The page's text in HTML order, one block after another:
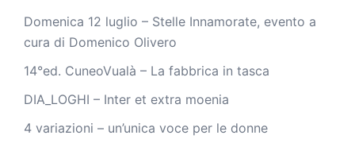
Domenica 12 luglio – Stelle Innamorate, evento a
cura di Domenico Olivero
14°ed. CuneoVualà – La fabbrica in tasca
DIA_LOGHI – Inter et extra moenia
4 variazioni – un’unica voce per le donne